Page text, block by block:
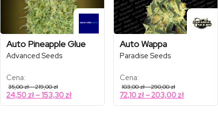
Auto Pineapple Glue
Advanced Seeds
Cena:
35,00zł–219,00złZakres
cen:
od
35,00 zł
24,50 zł – 153,30 złZakres
cen:
Auto Wappa
Paradise Seeds
Cena:
103,00zł–290,00złZakres
cen:
od
103,00 zł
72,10 zł –203,00 złZakres
cen: